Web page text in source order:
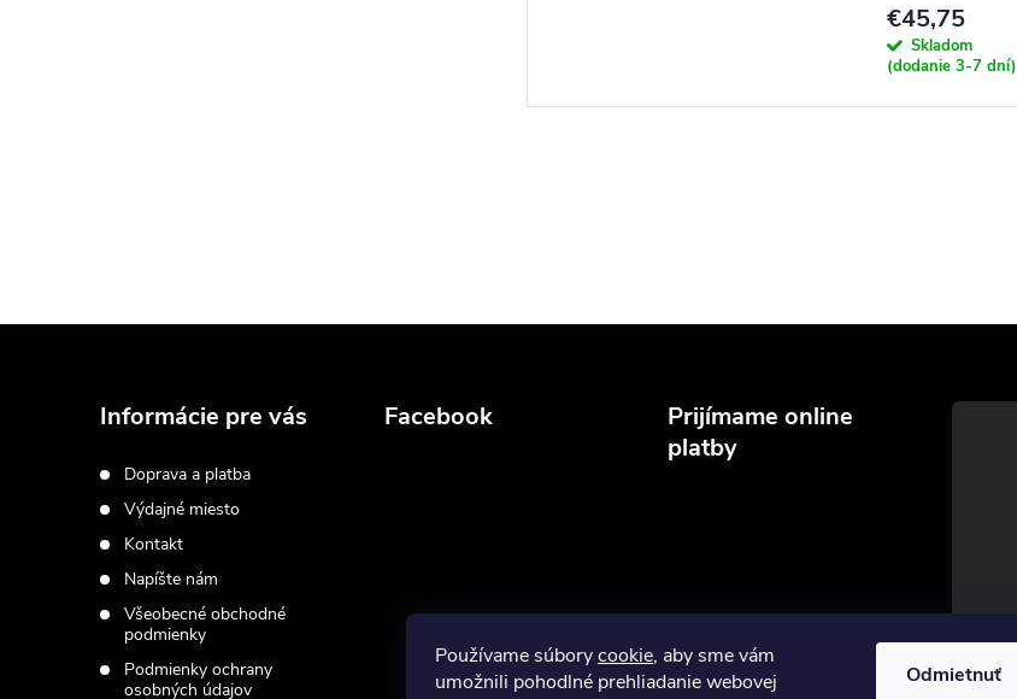
Používame súborycookie, aby sme vám
umožnili pohodlné prehliadanie webovej
Odmietnuť
€45,75
Skladom
(dodanie 3-7 dní)
Informácie pre vás
Doprava a platba
Výdajné miesto
Kontakt
Napíšte nám
Všeobecné obchodné
podmienky
Podmienky ochrany
osobných údajov
Facebook
Prijímame online
platby